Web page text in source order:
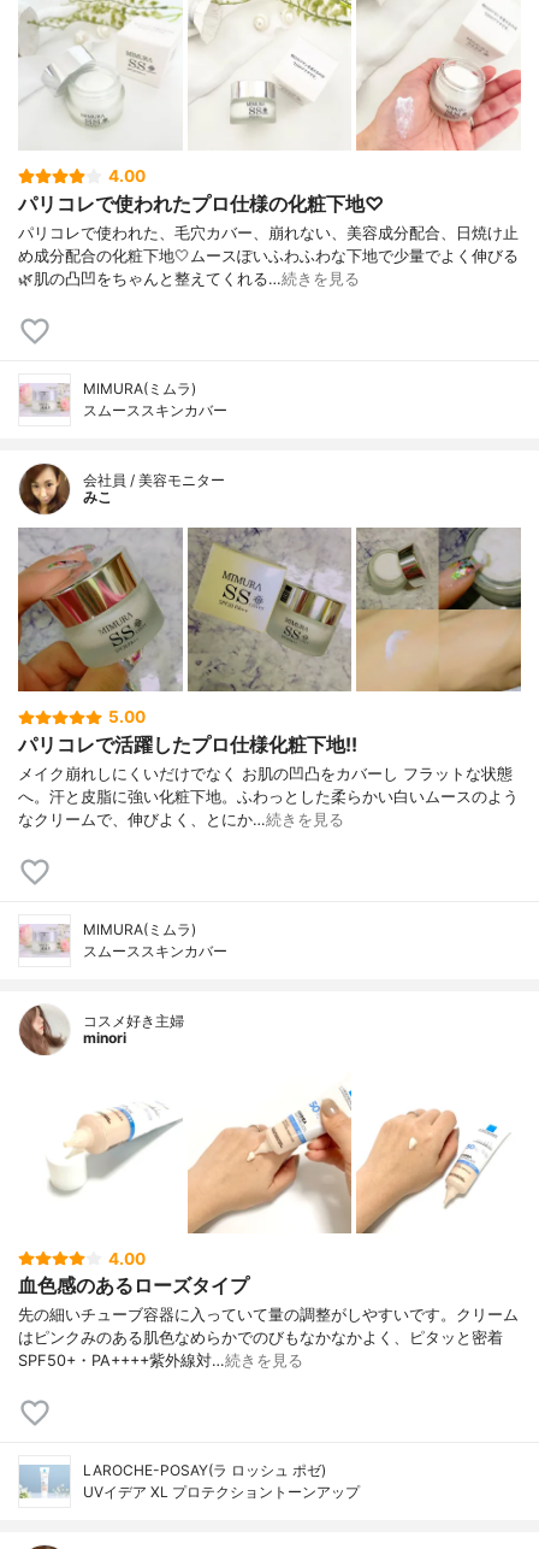
4.00
パリコレで使われたプロ仕様の化粧下地♡
パリコレで使われた、毛穴カバー、崩れない、美容成分配合、日焼け止
め成分配合の化粧下地🤍ムースぽいふわふわな下地で少量でよく伸びる
🌿肌の凸凹をちゃんと整えてくれる…続きを見る
MIMURA(ミムラ)
スムーススキンカバー
会社員 / 美容モニター
みこ
5.00
パリコレで活躍したプロ仕様化粧下地!!
メイク崩れしにくいだけでなく お肌の凹凸をカバーし フラットな状態
へ。汗と皮脂に強い化粧下地。ふわっとした柔らかい白いムースのよう
なクリームで、伸びよく、とにか…続きを見る
MIMURA(ミムラ)
スムーススキンカバー
コスメ好き主婦
minori
4.00
血色感のあるローズタイプ
先の細いチューブ容器に入っていて量の調整がしやすいです。クリーム
はピンクみのある肌色なめらかでのびもなかなかよく、ピタッと密着
SPF50+・PA++++紫外線対…続きを見る
LAROCHE-POSAY(ラ ロッシュ ポゼ)
UVイデア XL プロテクショントーンアップ